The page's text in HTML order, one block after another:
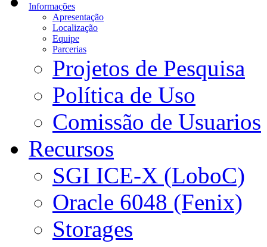
Informações
Apresentação
Localização
Equipe
Parcerias
Projetos de Pesquisa
Política de Uso
Comissão de Usuarios
Recursos
SGI ICE-X (LoboC)
Oracle 6048 (Fenix)
Storages